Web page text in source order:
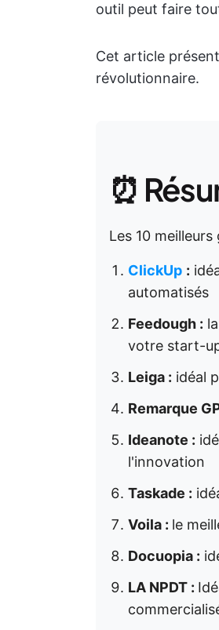
outil peut faire
Cet article
révolutionnaire.
⏰
Les 10
ClickUp :
automatisés
Feedough :
votre start-
Leiga : idéal
Remarque
Ideanote :
l'innovation
Taskade :
Voila : le
Docuopia :
LA NPDT :